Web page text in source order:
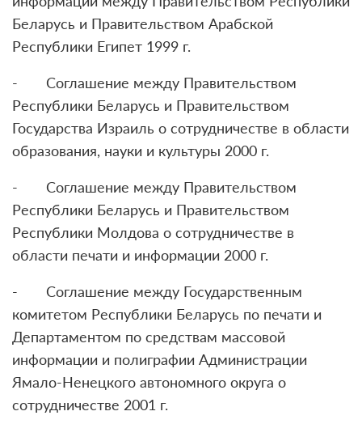
Беларусь и Правительством Арабской
Республики Египет 1999 г.
- Соглашение между Правительством
Республики Беларусь и Правительством
Государства Израиль о сотрудничестве в области
образования, науки и культуры 2000 г.
- Соглашение между Правительством
Республики Беларусь и Правительством
Республики Молдова о сотрудничестве в
области печати и информации 2000 г.
- Соглашение между Государственным
комитетом Республики Беларусь по печати и
Департаментом по средствам массовой
информации и полиграфии Администрации
Ямало-Ненецкого автономного округа о
сотрудничестве 2001 г.